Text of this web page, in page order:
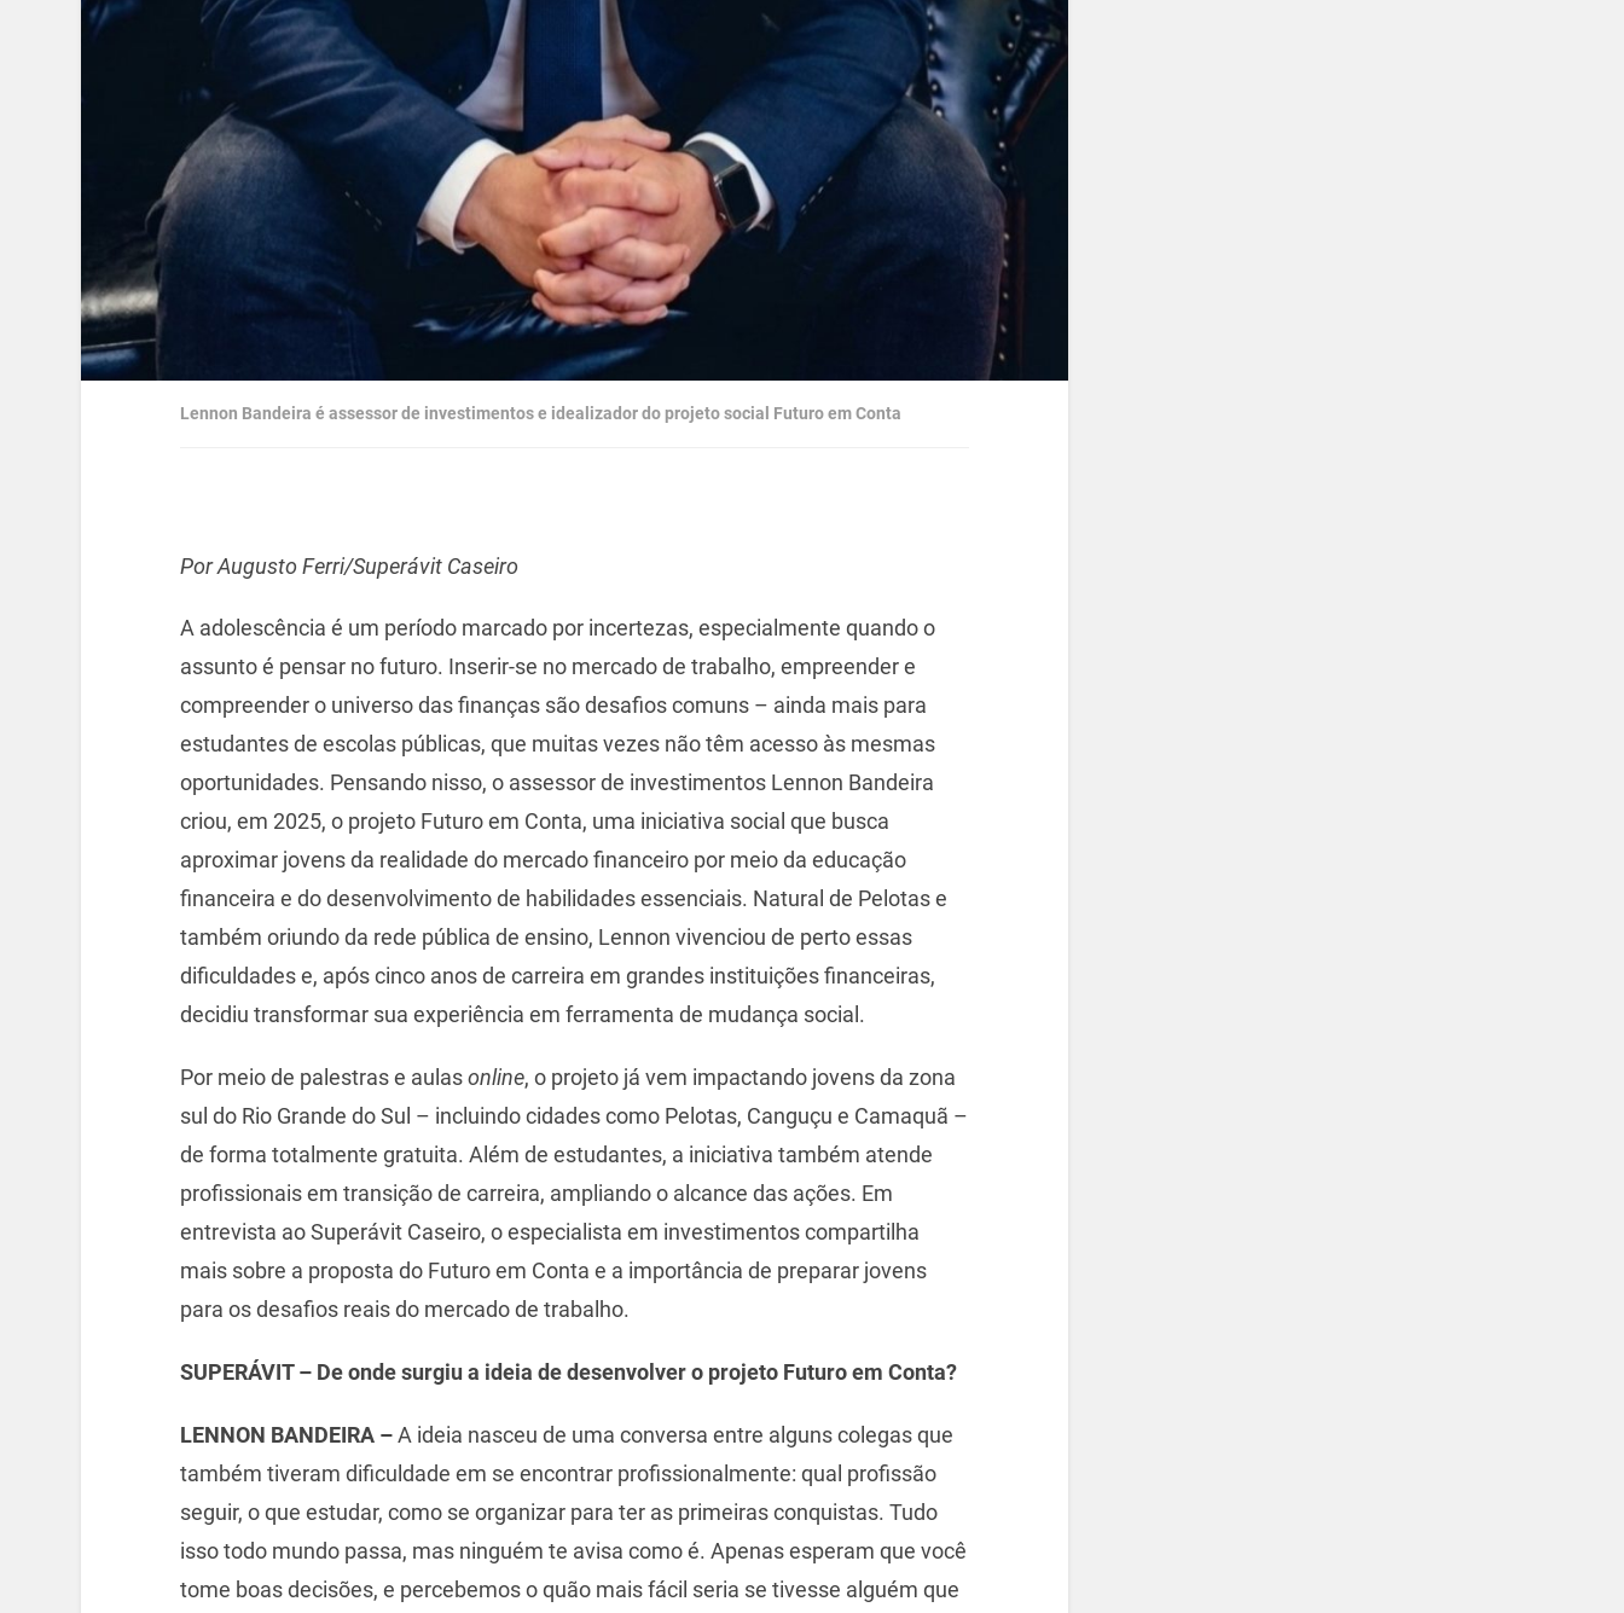
Lennon Bandeira é assessor de investimentos e idealizador do projeto social Futuro em Conta
Por Augusto Ferri/Superávit Caseiro
A adolescência é um período marcado por incertezas, especialmente quando o
assunto é pensar no futuro. Inserir-se no mercado de trabalho, empreender e
compreender o universo das finanças são desafios comuns – ainda mais para
estudantes de escolas públicas, que muitas vezes não têm acesso às mesmas
oportunidades. Pensando nisso, o assessor de investimentos Lennon Bandeira
criou, em 2025, o projeto Futuro em Conta, uma iniciativa social que busca
aproximar jovens da realidade do mercado financeiro por meio da educação
financeira e do desenvolvimento de habilidades essenciais. Natural de Pelotas e
também oriundo da rede pública de ensino, Lennon vivenciou de perto essas
dificuldades e, após cinco anos de carreira em grandes instituições financeiras,
decidiu transformar sua experiência em ferramenta de mudança social.
Por meio de palestras e aulasonline, o projeto já vem impactando jovens da zona
sul do Rio Grande do Sul – incluindo cidades como Pelotas, Canguçu e Camaquã –
de forma totalmente gratuita. Além de estudantes, a iniciativa também atende
profissionais em transição de carreira, ampliando o alcance das ações. Em
entrevista ao Superávit Caseiro, o especialista em investimentos compartilha
mais sobre a proposta do Futuro em Conta e a importância de preparar jovens
para os desafios reais do mercado de trabalho.
SUPERÁVIT – De onde surgiu a ideia de desenvolver o projeto Futuro em Conta?
LENNON BANDEIRA –A ideia nasceu de uma conversa entre alguns colegas que
também tiveram dificuldade em se encontrar profissionalmente: qual profissão
seguir, o que estudar, como se organizar para ter as primeiras conquistas. Tudo
isso todo mundo passa, mas ninguém te avisa como é. Apenas esperam que você
tome boas decisões, e percebemos o quão mais fácil seria se tivesse alguém que